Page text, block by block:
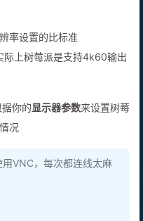
率设置的比标准
上树莓派是支持4k60输出
你的显示器参数来设置树莓
况
VNC，每次都连线太麻